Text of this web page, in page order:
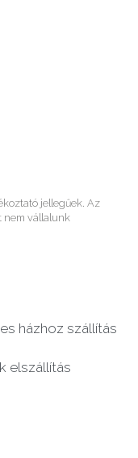
jellegűek. Az
nem vállalunk
házhoz szállítás
elszállítás